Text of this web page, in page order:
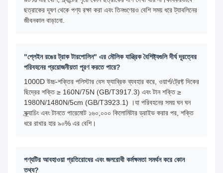
ছত্রাকের দূষণ থেকে পণ্য রক্ষা করা এবং তিনগুণেরও বেশি সময় ধরে ট্যাবলিনের
জীবনকাল বাড়ানো.
"প্লেইন রঙের ট্রাক টারপোলিন" এর মৌলিক যান্ত্রিক বৈশিষ্ট্যগুলি দীর্ঘ দূরত্বের
পরিবহনের প্রয়োজনীয়তা পূরণ করতে পারে?
1000D উচ্চ-শক্তির পলিস্টার বেস ফ্যাব্রিক ব্যবহার করে, ওয়ার্প/ট্রেফ্ট দিকের
ছিদ্রের শক্তি ≥ 160N/75N (GB/T3917.3) এবং টান শক্তি ≥
1980N/1480N/5cm (GB/T3923.1) ।যা পরিবহনের সময় ঘন ঘন
স্ক্র্যাচিং এবং টানতে পারেমোট ১৬০,০০০ কিলোমিটার ড্রাইভ করার পর, শক্তি
ধরে রাখার হার ৯০% এর বেশি।
পণ্যটির আবহাওয়া প্রতিরোধের এবং জলরোধী কর্মক্ষমতা সমর্থন করে কোন
তথ্য?